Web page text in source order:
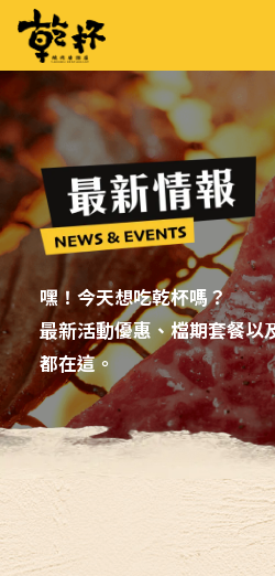
嘿！今天想吃乾杯嗎？
最新活動優惠、檔期套餐以
都在這。